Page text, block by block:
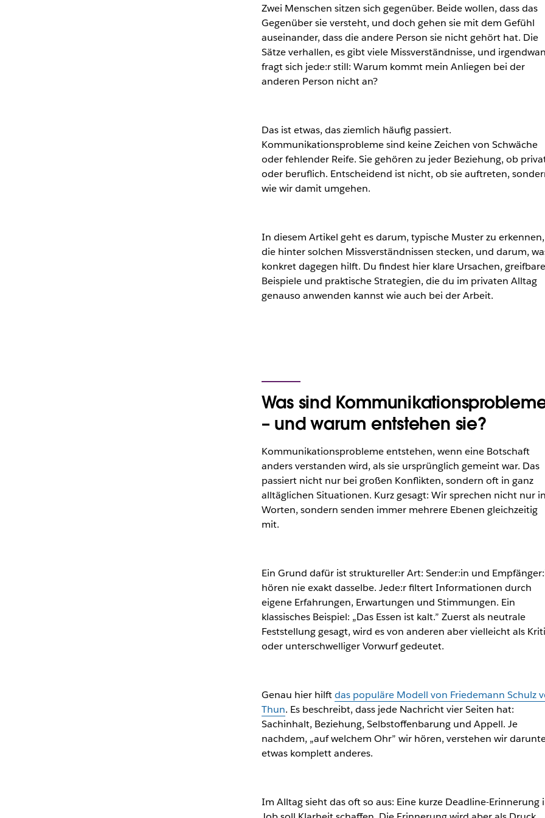
Zwei Menschen sitzen sich gegenüber. Beide wollen, dass das
Gegenüber sie versteht, und doch gehen sie mit dem Gefühl
auseinander, dass die andere Person sie nicht gehört hat. Die
Sätze verhallen, es gibt viele Missverständnisse, und
fragt sich jede:r still: Warum kommt mein Anliegen bei der
anderen Person nicht an?
Das ist etwas, das ziemlich häufig passiert.
Kommunikationsprobleme sind keine Zeichen von Schwäche
oder fehlender Reife. Sie gehören zu jeder Beziehung, ob
oder beruflich. Entscheidend ist nicht, ob sie auftreten,
wie wir damit umgehen.
In diesem Artikel geht es darum, typische Muster zu erkennen,
die hinter solchen Missverständnissen stecken, und darum,
konkret dagegen hilft. Du findest hier klare Ursachen, greifbare
Beispiele und praktische Strategien, die du im privaten Alltag
genauso anwenden kannst wie auch bei der Arbeit.
Was sind
– und warum entstehen sie?
Kommunikationsprobleme entstehen, wenn eine Botschaft
anders verstanden wird, als sie ursprünglich gemeint war. Das
passiert nicht nur bei großen Konflikten, sondern oft in ganz
alltäglichen Situationen. Kurz gesagt: Wir sprechen nicht nur in
Worten, sondern senden immer mehrere Ebenen gleichzeitig
mit.
Ein Grund dafür ist struktureller Art: Sender:in und
hören nie exakt dasselbe. Jede:r filtert Informationen durch
eigene Erfahrungen, Erwartungen und Stimmungen. Ein
klassisches Beispiel: „Das Essen ist kalt.” Zuerst als neutrale
Feststellung gesagt, wird es von anderen aber vielleicht als
oder unterschwelliger Vorwurf gedeutet.
Genau hier hilftdas populäre Modell von Friedemann Schulz
Thun. Es beschreibt, dass jede Nachricht vier Seiten hat:
Sachinhalt, Beziehung, Selbstoffenbarung und Appell. Je
nachdem, „auf welchem Ohr” wir hören, verstehen wir
etwas komplett anderes.
Im Alltag sieht das oft so aus: Eine kurze Deadline-Erinnerung